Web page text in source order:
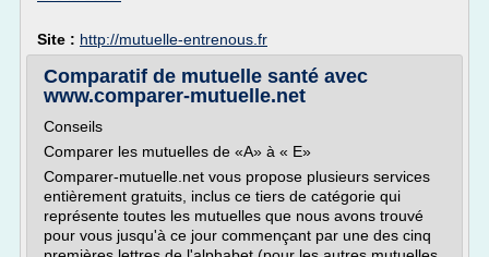
Site : http://mutuelle-entrenous.fr
Comparatif de mutuelle santé avec
www.comparer-mutuelle.net
Conseils
Comparer les mutuelles de «A» à « E»
Comparer-mutuelle.net vous propose plusieurs services
entièrement gratuits, inclus ce tiers de catégorie qui
représente toutes les mutuelles que nous avons trouvé
pour vous jusqu'à ce jour commençant par une des cinq